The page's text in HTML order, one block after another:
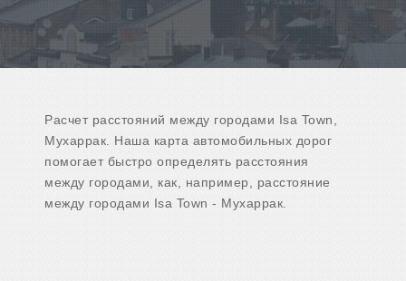
Расчет расстояний между городами Isa Town,
Мухаррак. Наша карта автомобильных дорог
помогает быстро определять расстояния
между городами, как, например, расстояние
между городами Isa Town - Мухаррак.